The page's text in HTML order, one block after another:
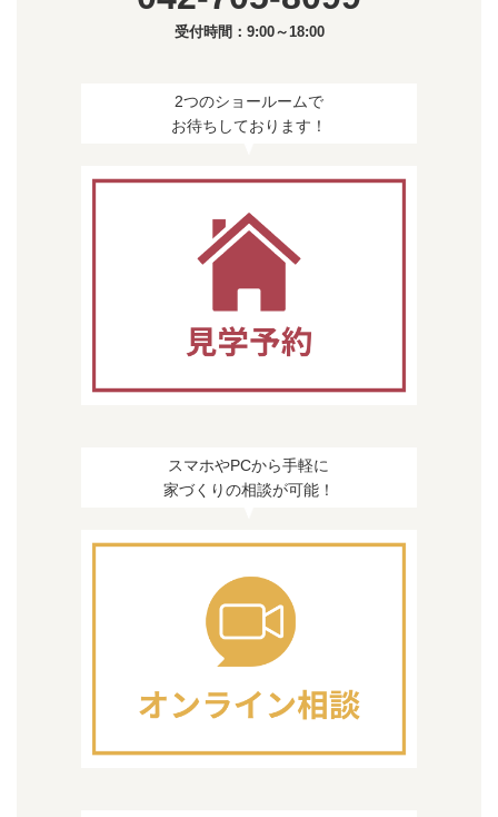
受付時間：9:00～18:00
2つのショールームで
お待ちしております！
スマホやPCから手軽に
家づくりの相談が可能！